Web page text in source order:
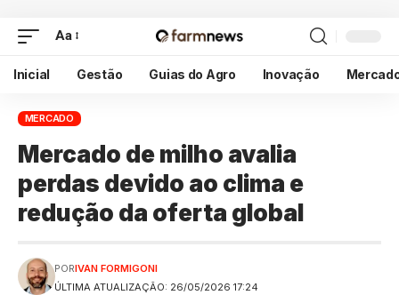
Aa
Inicial Gestão Guias do Agro Inovação
MERCADO
Mercado de milho avalia
perdas devido ao clima e
redução da oferta global
ÚLTIMA ATUALIZAÇÃO: 26/05/2026 17:24
PORIVAN FORMIGONI